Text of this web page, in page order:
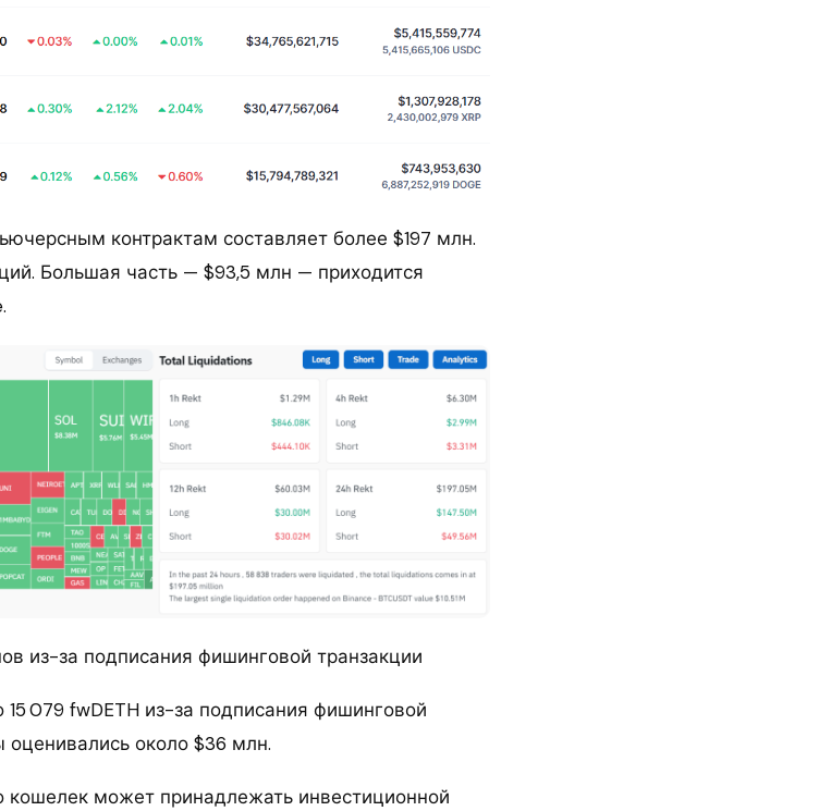
контрактам составляет более $197 млн.
Большая часть — $93,5 млн — приходится
из-за подписания фишинговой транзакции
079 fwDETH из-за подписания фишинговой
около $36 млн.
кошелек может принадлежать инвестиционной